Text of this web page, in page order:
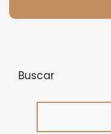
Buscar